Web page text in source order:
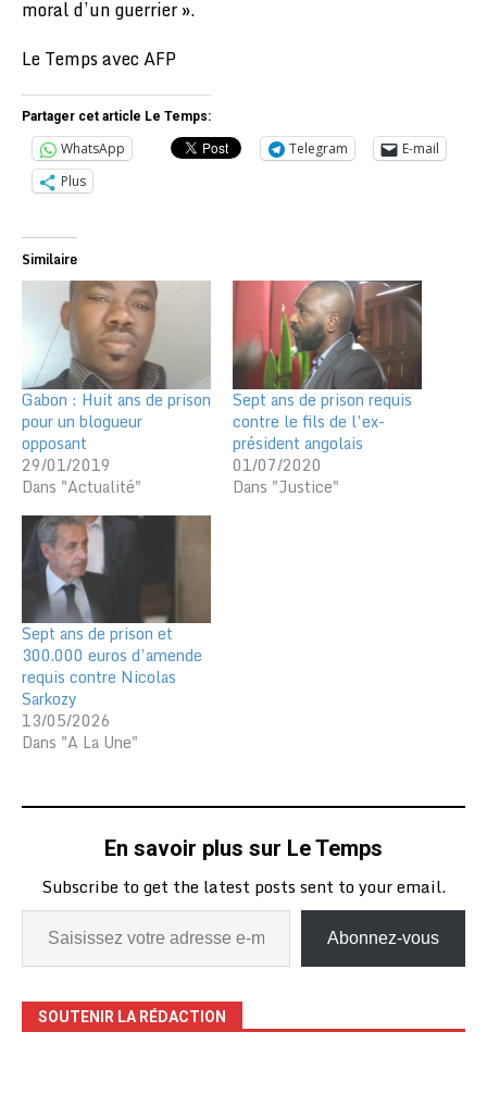
moral d’un guerrier ».
Le Temps avec AFP
Partager cet article Le Temps:
WhatsApp Telegram
E-mail
Plus
Similaire
Gabon : Huit ans de prison
pour un blogueur
opposant
29/01/2019
Dans "Actualité"
Sept ans de prison requis
contre le fils de l’ex-
président angolais
01/07/2020
Dans "Justice"
Sept ans de prison et
300.000 euros d’amende
requis contre Nicolas
Sarkozy
13/05/2026
Dans "A La Une"
En savoir plus sur Le Temps
Subscribe to get the latest posts sent to your email.
Abonnez-vous
SOUTENIR LA RÉDACTION